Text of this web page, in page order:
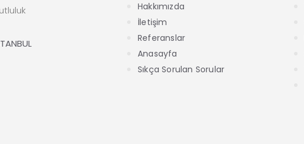
Hakkımızda
İletişim
Referanslar
Anasayfa
Sıkça Sorulan Sorular